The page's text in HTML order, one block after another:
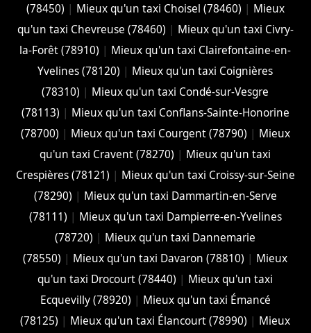
(78450) | Mieux qu'un taxi Choisel (78460) | Mieux
qu'un taxi Chevreuse (78460) | Mieux qu'un taxi Civry-
la-Forêt (78910) | Mieux qu'un taxi Clairefontaine-en-
Yvelines (78120) | Mieux qu'un taxi Coignières
(78310) | Mieux qu'un taxi Condé-sur-Vesgre
(78113) | Mieux qu'un taxi Conflans-Sainte-Honorine
(78700) | Mieux qu'un taxi Courgent (78790) | Mieux
qu'un taxi Cravent (78270) | Mieux qu'un taxi
Crespières (78121) | Mieux qu'un taxi Croissy-sur-Seine
(78290) | Mieux qu'un taxi Dammartin-en-Serve
(78111) | Mieux qu'un taxi Dampierre-en-Yvelines
(78720) | Mieux qu'un taxi Dannemarie
(78550) | Mieux qu'un taxi Davaron (78810) | Mieux
qu'un taxi Drocourt (78440) | Mieux qu'un taxi
Ecquevilly (78920) | Mieux qu'un taxi Émancé
(78125) | Mieux qu'un taxi Élancourt (78990) | Mieux